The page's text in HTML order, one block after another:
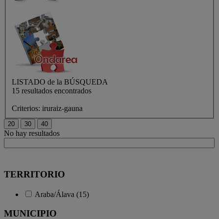
LISTADO de la BÚSQUEDA
15 resultados encontrados
Criterios: iruraiz-gauna
No hay resultados
TERRITORIO
Araba/Álava (15)
MUNICIPIO